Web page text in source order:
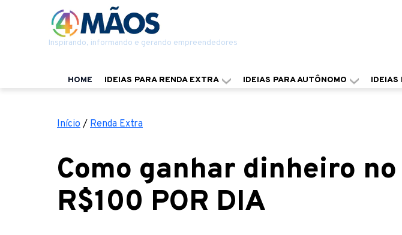
Inspirando, informando e gerando empreendedores
HOME IDEIAS PARA RENDA EXTRA IDEIAS PARA AUTÔNOMO IDEIAS
Início / Renda Extra
Como ganhar dinheiro
R$100 POR DIA